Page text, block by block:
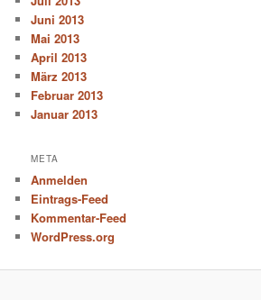
Juni 2013
Mai 2013
April 2013
März 2013
Februar 2013
Januar 2013
META
Anmelden
Eintrags-Feed
Kommentar-Feed
WordPress.org